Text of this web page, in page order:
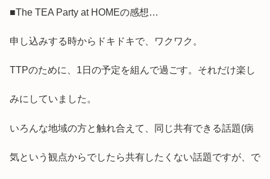
■The TEA Party at HOMEの感想…
申し込みする時からドキドキで、ワクワク。
TTPのために、1日の予定を組んで過ごす。それだけ楽し
みにしていました。
いろんな地域の方と触れ合えて、同じ共有できる話題(病
気という観点からでしたら共有したくない話題ですが、で